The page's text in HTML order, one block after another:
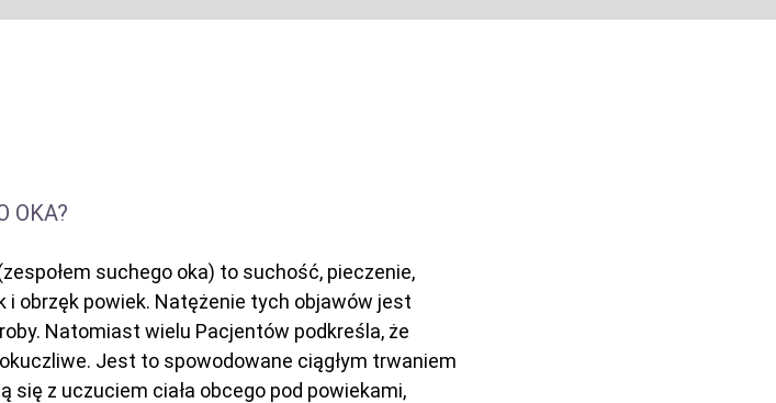
OKA?
suchego oka) to suchość, pieczenie,
obrzęk powiek. Natężenie tych objawów jest
Natomiast wielu Pacjentów podkreśla, że
Jest to spowodowane ciągłym trwaniem
się z uczuciem ciała obcego pod powiekami,